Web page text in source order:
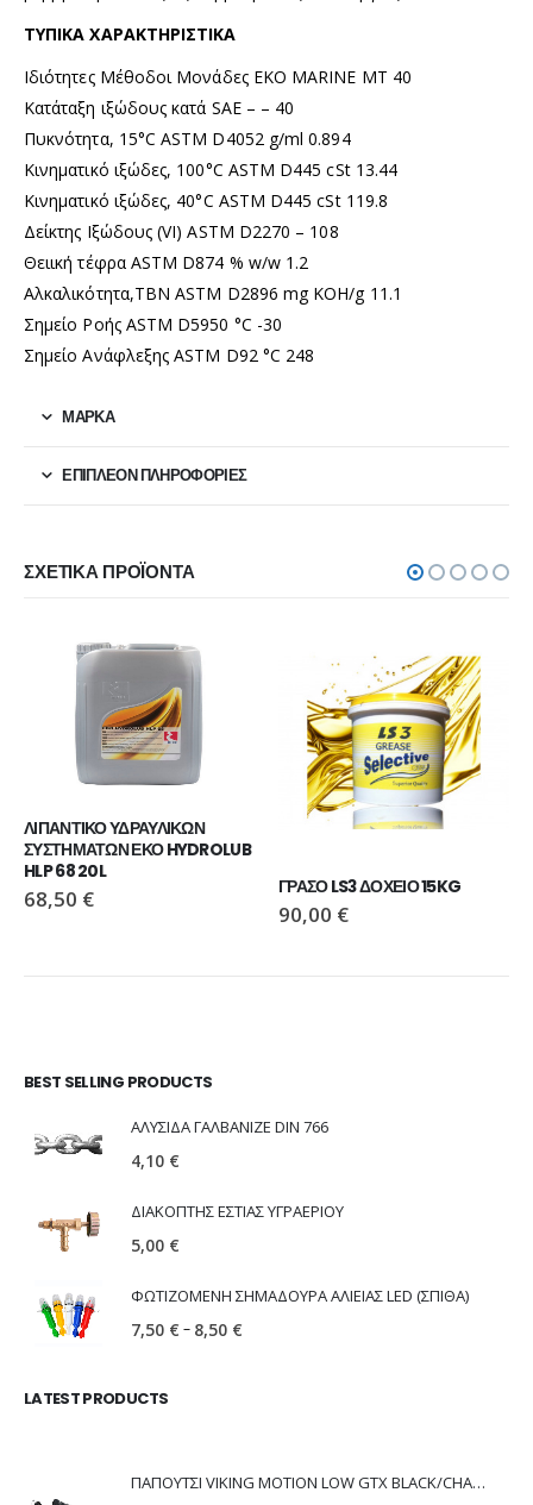
ΤΥΠΙΚΑ ΧΑΡΑΚΤΗΡΙΣΤΙΚΑ
Ιδιότητες Μέθοδοι Μονάδες EKO MARINE MT 40
Κατάταξη ιξώδους κατά SAE – – 40
Πυκνότητα, 15°C ASTM D4052 g/ml 0.894
Κινηματικό ιξώδες, 100°C ASTM D445 cSt 13.44
Κινηματικό ιξώδες, 40°C ASTM D445 cSt 119.8
Δείκτης Ιξώδους (VI) ASTM D2270 – 108
Θειική τέφρα ASTM D874 % w/w 1.2
Αλκαλικότητα,ΤΒΝ ASTM D2896 mg KOH/g 11.1
Σημείο Ροής ASTM D5950 °C -30
Σημείο Ανάφλεξης ASTM D92 °C 248
ΜΆΡΚΑ
ΕΠΙΠΛΈΟΝ ΠΛΗΡΟΦΟΡΊΕΣ
ΣΧΕΤΙΚΆ ΠΡΟΪΌΝΤΑ
ΛΙΠΑΝΤΙΚΟ ΥΔΡΑΥΛΙΚΩΝ
ΣΥΣΤΗΜΑΤΩΝ ΕΚΟ HYDROLUB
HLP 68 20L
68,50 € ΓΡΑΣΟ LS3 ΔΟΧΕΙΟ 15KG
90,00 €
BEST SELLING PRODUCTS
ΑΛΥΣΙΔΑ ΓΑΛΒΑΝΙΖΕ DIN 766
4,10 €
ΔΙΑΚΟΠΤΗΣ ΕΣΤΙΑΣ ΥΓΡΑΕΡΙΟΥ
5,00 €
ΦΩΤΙΖΟΜΕΝΗ ΣΗΜΑΔΟΥΡΑ ΑΛΙΕΙΑΣ LED (ΣΠΙΘΑ)
7,50 € – 8,50 €
LATEST PRODUCTS
ΠΑΠΟΥΤΣΙ VIKING MOTION LOW GTX BLACK/CHARCOAL